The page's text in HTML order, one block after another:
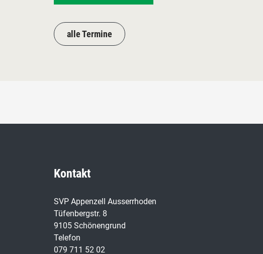
alle Termine
Kontakt
SVP Appenzell Ausserrhoden
Tüfenbergstr. 8
9105 Schönengrund
Telefon
079 711 52 02